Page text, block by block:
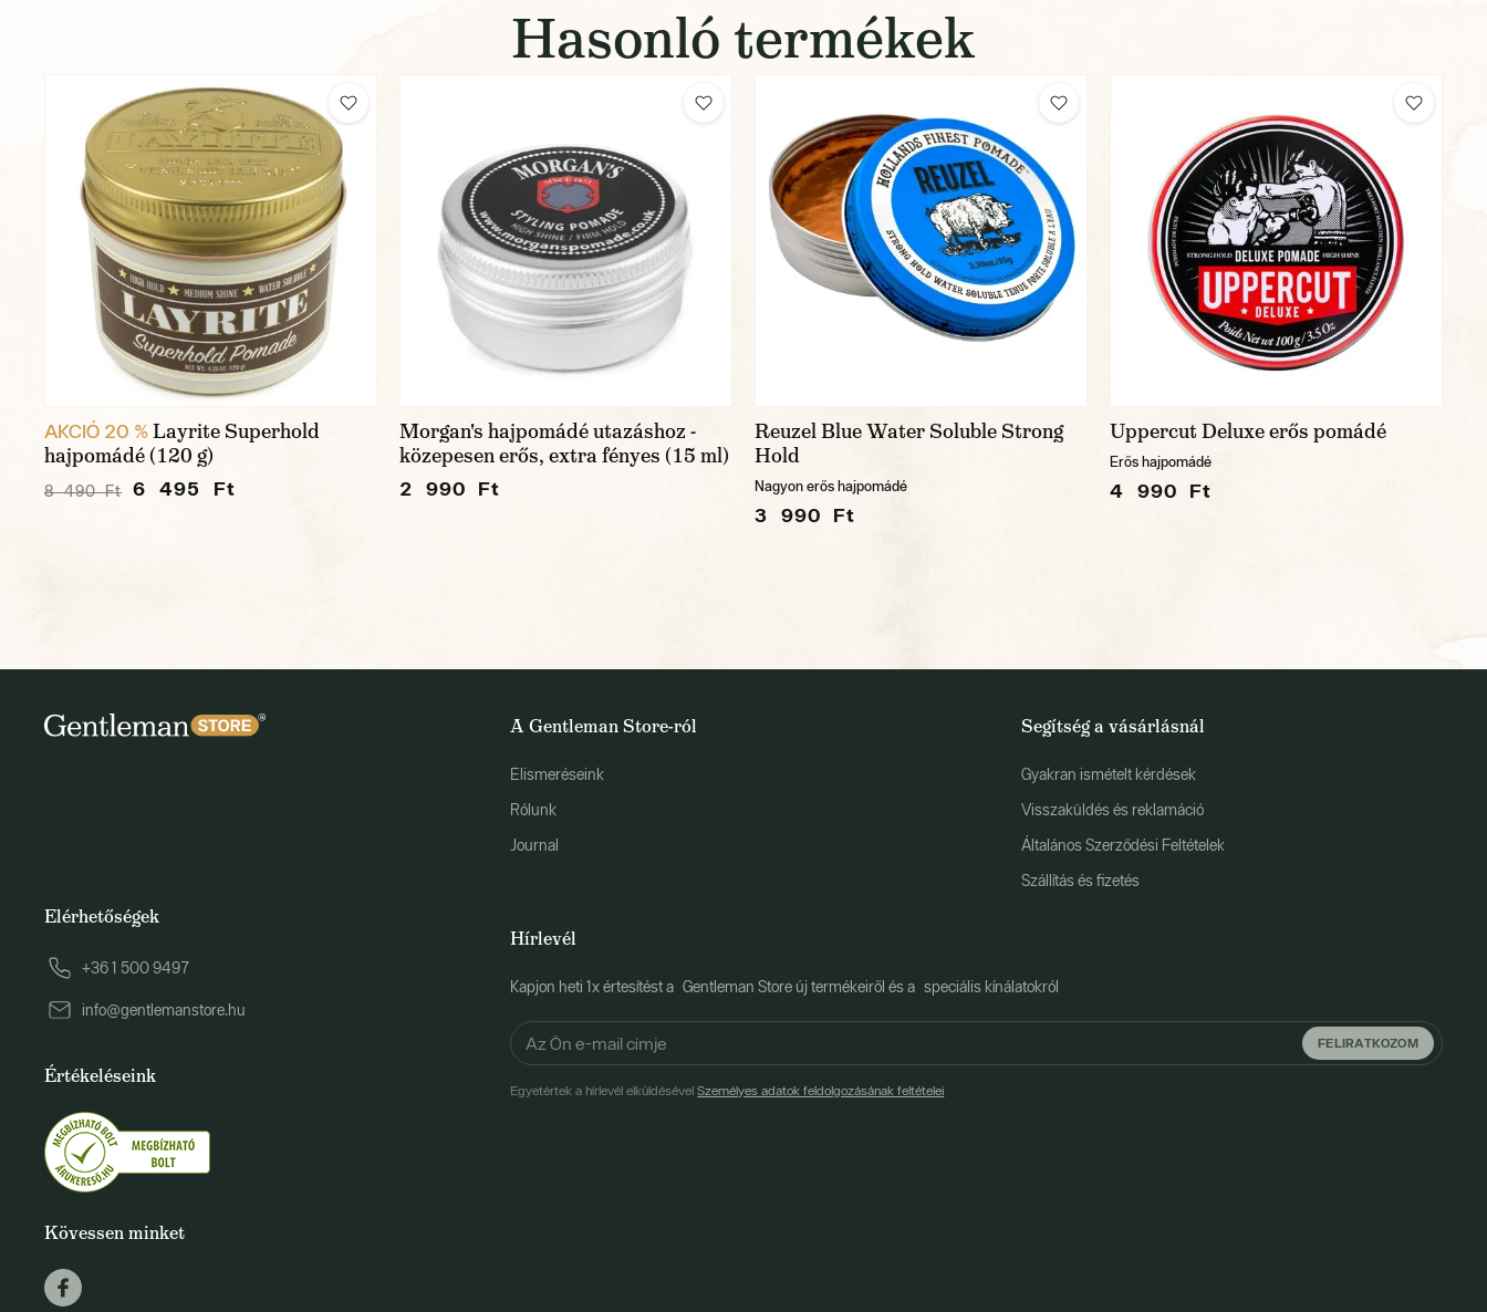
Hasonló termékek
AKCIÓ 20 %Layrite Superhold
hajpomádé (120 g)
8 490 Ft 6 495 Ft
Morgan's hajpomádé utazáshoz -
közepesen erős, extra fényes (15 ml)
2 990 Ft
Reuzel Blue Water Soluble Strong
Hold
Nagyon erős hajpomádé
3 990 Ft
Uppercut Deluxe erős pomádé
Erős hajpomádé
4 990 Ft
A Gentleman Store-ról
Elismeréseink
Rólunk
Journal
Segítség a vásárlásnál
Gyakran ismételt kérdések
Visszaküldés és reklamáció
Általános Szerződési Feltételek
Szállítás és fizetés
Hírlevél
Kapjon heti 1x értesítést a Gentleman Store új termékeiről és a speciális kínálatokról
FELIRATKOZOM
Egyetértek a hírlevél elküldésévelSzemélyes adatok feldolgozásának feltételei
Elérhetőségek
+36 1 500 9497
info@gentlemanstore.hu
Értékeléseink
Kövessen minket